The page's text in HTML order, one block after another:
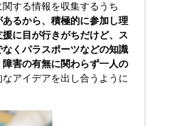
する情報を収集するうち
るから、積極的に参加し理
に目が行きがちだけど、ス
くパラスポーツなどの知識
害の有無に関わらず一人の
なアイデアを出し合うように